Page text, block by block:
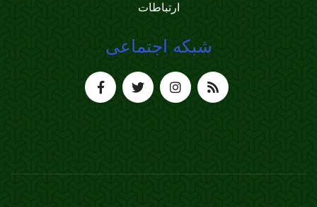
ارتباطات
شبکه اجتماعی